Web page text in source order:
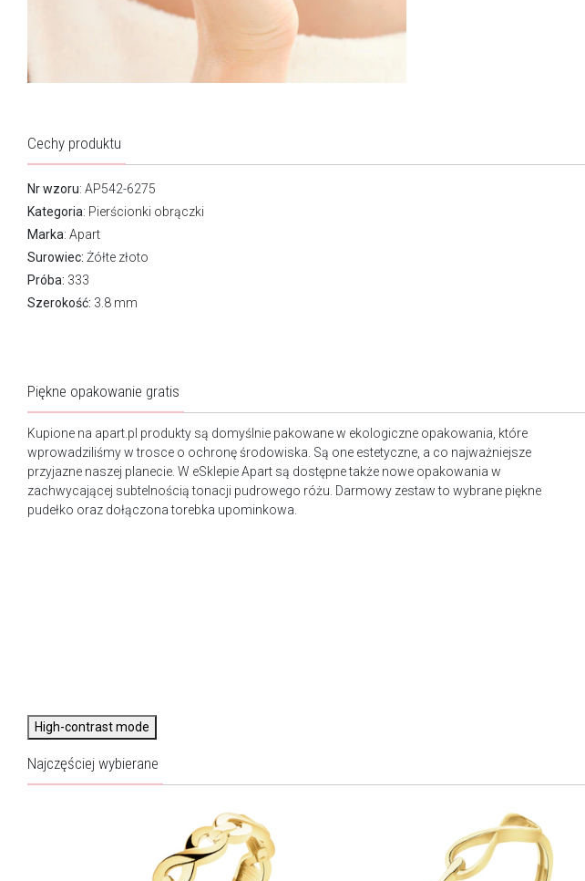
Cechy produktu
Nr wzoru: AP542-6275
Kategoria: Pierścionki obrączki
Marka: Apart
Surowiec: Żółte złoto
Próba: 333
Szerokość: 3.8 mm
Piękne opakowanie gratis
Kupione na apart.pl produkty są domyślnie pakowane w ekologiczne opakowania, które
wprowadziliśmy w trosce o ochronę środowiska. Są one estetyczne, a co najważniejsze
przyjazne naszej planecie. W eSklepie Apart są dostępne także nowe opakowania w
zachwycającej subtelnością tonacji pudrowego różu. Darmowy zestaw to wybrane piękne
pudełko oraz dołączona torebka upominkowa.
High-contrast mode
Najczęściej wybierane